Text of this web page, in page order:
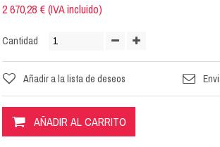
2 670,28 € (IVA incluido)
Cantidad
Añadir a la lista de deseos
AÑADIR AL CARRITO